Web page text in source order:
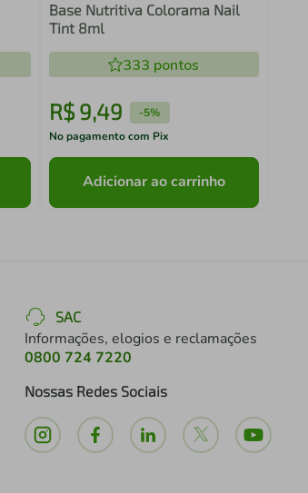
Base Nutritiva Colorama Nail
Tint 8ml
333 pontos
R$ 9,49 -5%
No pagamento com Pix
Adicionar ao carrinho
SAC
Informações, elogios e reclamações
0800 724 7220
Nossas Redes Sociais